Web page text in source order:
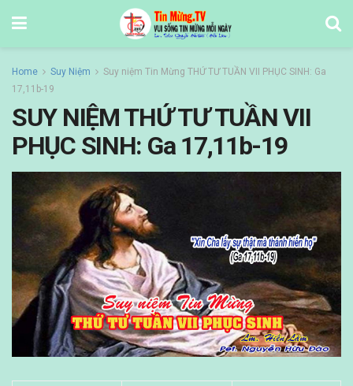
Home Suy Niệm
Suy niệm Tin Mừng THỨ TƯ TUẦN VII PHỤC SINH: Ga
17,11b-19
SUY NIỆM THỨ TƯ TUẦN VII
PHỤC SINH: Ga 17,11b-19